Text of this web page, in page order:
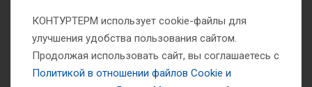
КОНТУРТЕРМ использует cookie-файлы для
улучшения удобства пользования сайтом.
Продолжая использовать сайт, вы соглашаетесь с
Политикой в отношении файлов Сookie и